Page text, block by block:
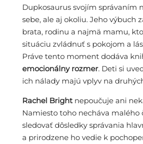
Dupkosaurus svojím správaním
sebe, ale aj okoliu. Jeho výbuch
brata, rodinu a najmä mamu,
situáciu zvládnuť s pokojom a
Práve tento moment dodáva
emocionálny rozmer. Deti si
ich nálady majú vplyv na
Rachel Brightnepoučuje ani
Namiesto toho necháva malého
sledovať dôsledky správania
a prirodzene ho vedie k